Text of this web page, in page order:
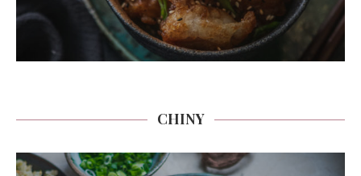
CHINY